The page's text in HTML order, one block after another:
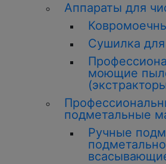
Аппараты для
Сушилка
моющие
подметальные
Ручные